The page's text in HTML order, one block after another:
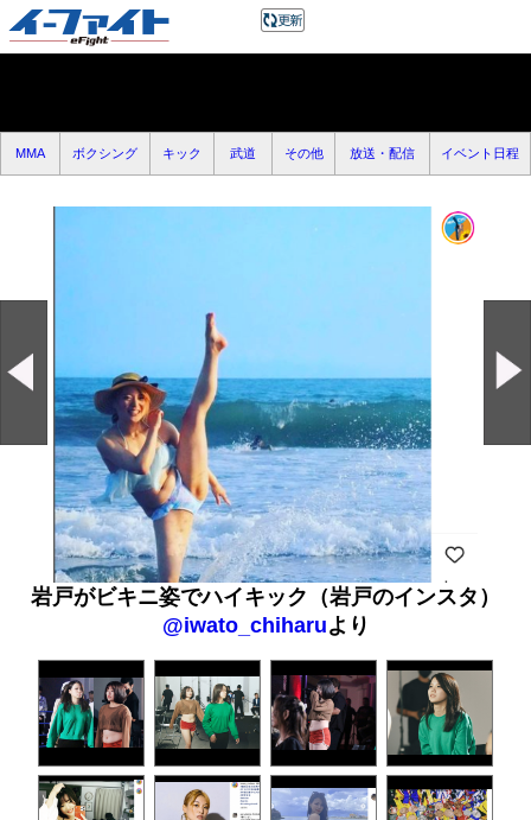
MMA ボクシング キック 武道 その他 放送・配信 イベント日程
岩戸がビキニ姿でハイキック（岩戸のインスタ）
@iwato_chiharuより